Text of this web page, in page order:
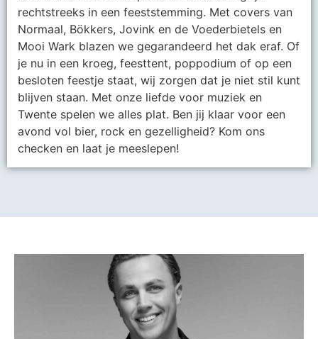
rechtstreeks in een feeststemming. Met covers van
Normaal, Bökkers, Jovink en de Voederbietels en
Mooi Wark blazen we gegarandeerd het dak eraf. Of
je nu in een kroeg, feesttent, poppodium of op een
besloten feestje staat, wij zorgen dat je niet stil kunt
blijven staan. Met onze liefde voor muziek en
Twente spelen we alles plat. Ben jij klaar voor een
avond vol bier, rock en gezelligheid? Kom ons
checken en laat je meeslepen!